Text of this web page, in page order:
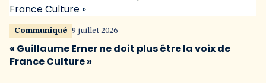
Communiqué 9 juillet 2026
« Guillaume Erner ne doit plus être la voix de
France Culture »